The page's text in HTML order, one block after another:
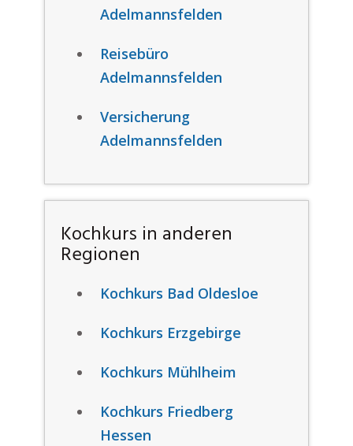
Adelmannsfelden
Reisebüro
Adelmannsfelden
Versicherung
Adelmannsfelden
Kochkurs in anderen
Regionen
Kochkurs Bad Oldesloe
Kochkurs Erzgebirge
Kochkurs Mühlheim
Kochkurs Friedberg
Hessen